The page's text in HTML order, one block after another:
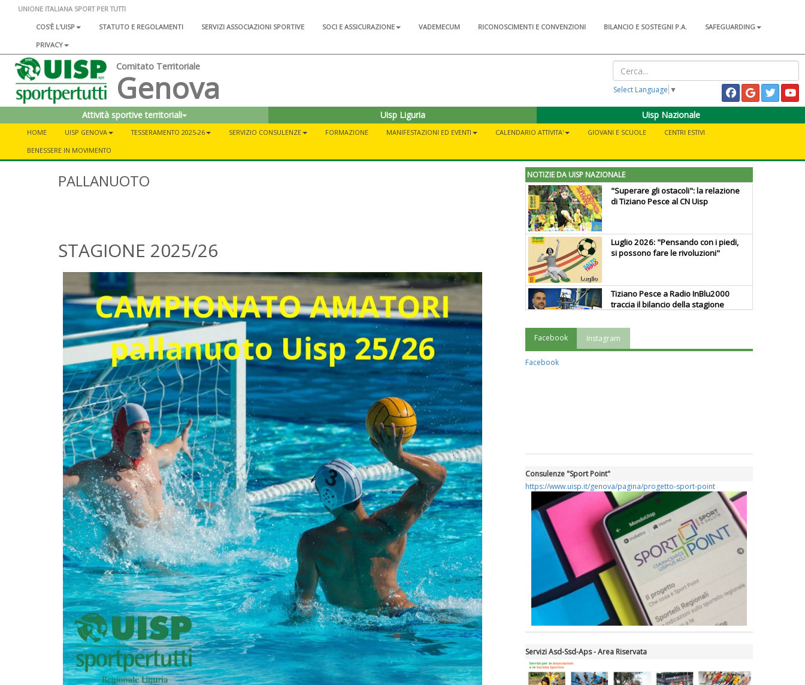
UNIONE ITALIANA SPORT PER TUTTI
COS'È L'UISP
STATUTO E REGOLAMENTI SERVIZI ASSOCIAZIONI SPORTIVE SOCI E ASSICURAZIONE VADEMECUM RICONOSCIMENTI E CONVENZIONI BILANCIO E SOSTEGNI P.A.
SAFEGUARDING
PRIVACY
Comitato Territoriale
Genova Select Language ▼
Attività sportive territoriali Uisp Liguria Uisp Nazionale
HOME UISP GENOVA TESSERAMENTO 2025-26 SERVIZIO CONSULENZE FORMAZIONE MANIFESTAZIONI ED EVENTI CALENDARIO ATTIVITA' GIOVANI E SCUOLE
CENTRI ESTIVI
BENESSERE IN MOVIMENTO
PALLANUOTO
STAGIONE 2025/26
NOTIZIE DA UISP NAZIONALE
"Superare gli ostacoli": la relazione
di Tiziano Pesce al CN Uisp
Luglio 2026: "Pensando con i piedi,
si possono fare le rivoluzioni"
Tiziano Pesce a Radio InBlu2000
traccia il bilancio della stagione
Facebook Instagram
Facebook
Consulenze "Sport Point"
https://www.uisp.it/genova/pagina/progetto-sport-point
Servizi Asd-Ssd-Aps - Area Riservata